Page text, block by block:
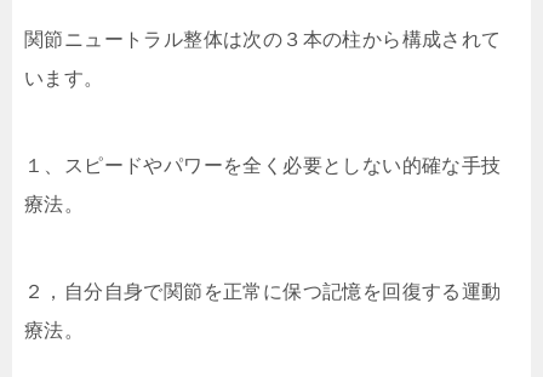
関節ニュートラル整体は次の３本の柱から構成されて
います。
１、スピードやパワーを全く必要としない的確な手技
療法。
２，自分自身で関節を正常に保つ記憶を回復する運動
療法。